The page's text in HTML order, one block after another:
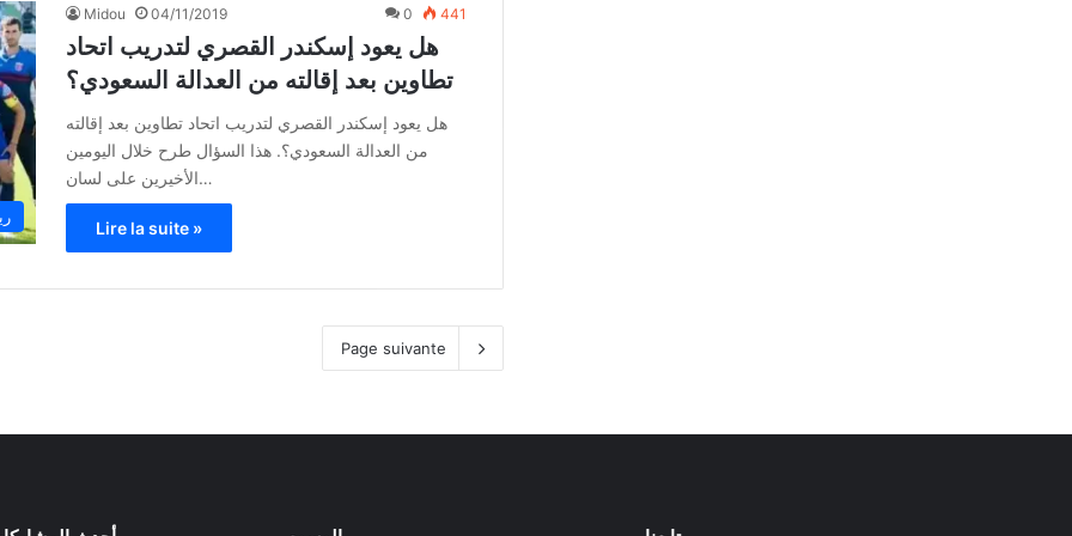
Midou 04/11/2019 0 441
هل يعود إسكندر القصري لتدريب اتحاد
تطاوين بعد إقالته من العدالة السعودي؟
هل يعود إسكندر القصري لتدريب اتحاد تطاوين بعد إقالته
من العدالة السعودي؟. هذا السؤال طرح خلال اليومين
الأخيرين على لسان…
Lire la suite »
Page suivante